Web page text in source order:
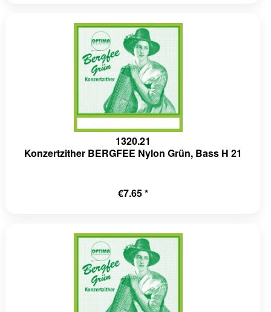
1320.21
Konzertzither BERGFEE Nylon Grün, Bass H 21
€7.65 *